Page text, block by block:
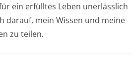
ein erfülltes Leben unerlässlich
darauf, mein Wissen und meine
zu teilen.